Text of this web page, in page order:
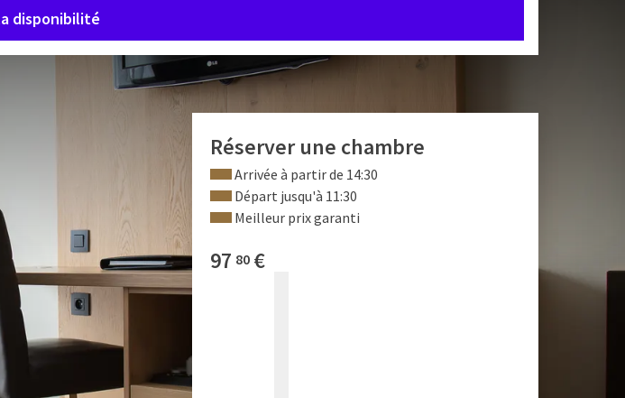
disponibilité
moderne
moderne et raffiné pensé
Parfaite pour les
Réserver une chambre
Arrivée à partir de 14:30
Départ jusqu'à 11:30
Meilleur prix garanti
97 80 €